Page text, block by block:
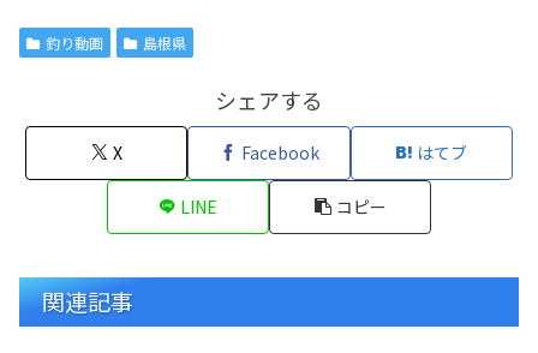
釣り動画 島根県
シェアする
X Facebook はてブ
LINE コピー
関連記事